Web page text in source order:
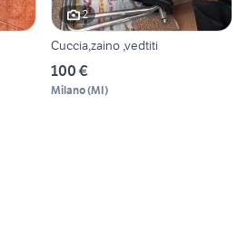
2
Cuccia,zaino ,vedtiti
100 €
Milano(MI)